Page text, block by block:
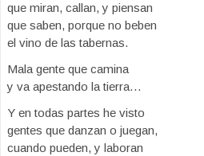
que miran, callan, y piensan
que saben, porque no beben
el vino de las tabernas.
Mala gente que camina
y va apestando la tierra…
Y en todas partes he visto
gentes que danzan o juegan,
cuando pueden, y laboran